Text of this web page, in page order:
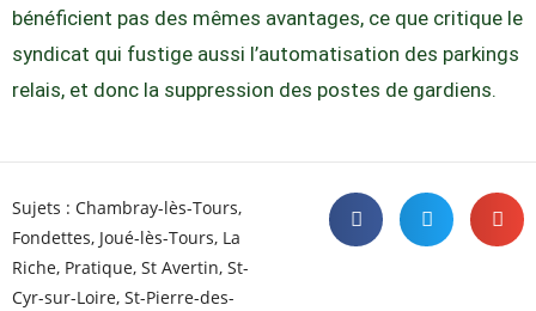
bénéficient pas des mêmes avantages, ce que critique le
syndicat qui fustige aussi l’automatisation des parkings
relais, et donc la suppression des postes de gardiens.
Sujets : Chambray-lès-Tours,
Fondettes, Joué-lès-Tours, La
Riche, Pratique, St Avertin, St-
Cyr-sur-Loire, St-Pierre-des-